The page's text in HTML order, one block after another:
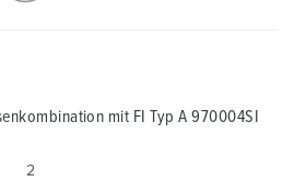
mit FI Typ A 970004SI
2